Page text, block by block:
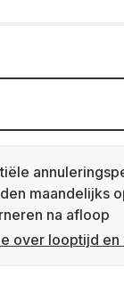
maandelijks
na afloop
over looptijd